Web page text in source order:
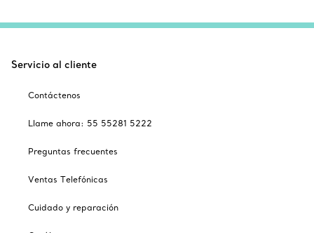
Servicio al cliente
Contáctenos
Llame ahora: 55 55281 5222
Preguntas frecuentes
Ventas Telefónicas
Cuidado y reparación